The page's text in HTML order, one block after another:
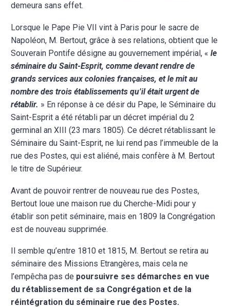
demeura sans effet.
Lorsque le Pape Pie VII vint à Paris pour le sacre de
Napoléon, M. Bertout, grâce à ses relations, obtient que le
Souverain Pontife désigne au gouvernement impérial, « le
séminaire du Saint-Esprit, comme devant rendre de
grands services aux colonies françaises, et le mit au
nombre des trois établissements qu’il était urgent de
rétablir. » En réponse à ce désir du Pape, le Séminaire du
Saint-Esprit a été rétabli par un décret impérial du 2
germinal an XIII (23 mars 1805). Ce décret rétablissant le
Séminaire du Saint-Esprit, ne lui rend pas l’immeuble de la
rue des Postes, qui est aliéné, mais confère à M. Bertout
le titre de Supérieur.
Avant de pouvoir rentrer de nouveau rue des Postes,
Bertout loue une maison rue du Cherche-Midi pour y
établir son petit séminaire, mais en 1809 la Congrégation
est de nouveau supprimée.
Il semble qu’entre 1810 et 1815, M. Bertout se retira au
séminaire des Missions Etrangères, mais cela ne
l’empêcha pas de poursuivre ses démarches en vue
du rétablissement de sa Congrégation et de la
réintégration du séminaire rue des Postes.